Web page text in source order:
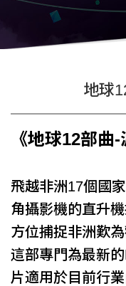
地球
《地球12部曲-
飛越非洲17個國
角攝影機的直升
方位捕捉非洲歎
這部專門為最新的
片適用於目前行